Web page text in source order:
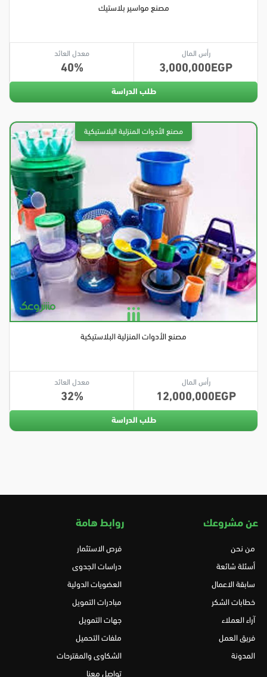
مصنع مواسير بلاستيك
رأس المال
3,000,000
معدل العائد
40
طلب الدراسة
مصنع الأدوات المنزلية البلاستيكية
رأس المال
12,000,000
معدل العائد
32
طلب الدراسة
عن مشروعك
من نحن
أسئلة شائعة
سابقة الاعمال
خطابات الشكر
آراء العملاء
فريق العمل
المدونة
روابط هامة
فرص الاستثمار
دراسات الجدوى
العضويات الدولية
مبادرات التمويل
جهات التمويل
ملفات التحميل
الشكاوى والمقترحات
تواصل معنا